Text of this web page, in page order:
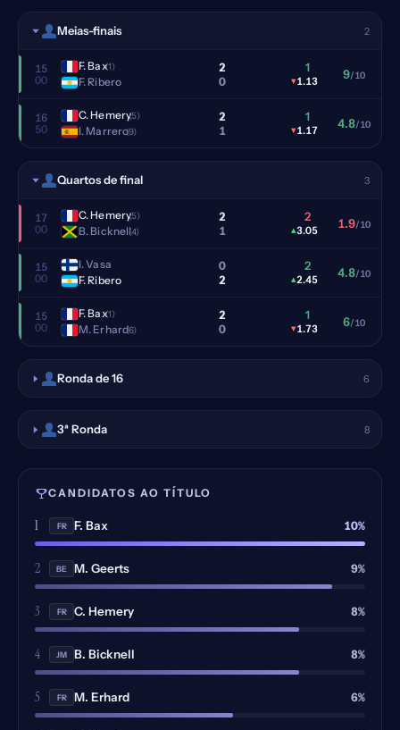
Meias-finais 2
15
00
F. Bax(1)
F. Ribero
2
0
1
▾1.13 9/10
16
50
C. Hemery(5)
I. Marrero(9)
2
1
1
▾1.17 4.8/10
Quartos de final 3
17
00
C. Hemery(5)
B. Bicknell(4)
2
1
2
▴3.05 1.9/10
15
00
I. Vasa
F. Ribero
0
2
2
▴2.45 4.8/10
15
00
F. Bax(1)
M. Erhard(6)
2
0
1
▾1.73 6/10
Ronda de 16 6
3ª Ronda 8
CANDIDATOS AO TÍTULO
1 FR F. Bax 10%
2 BE M. Geerts 9%
3 FR C. Hemery 8%
4 JM B. Bicknell 8%
5 FR M. Erhard 6%